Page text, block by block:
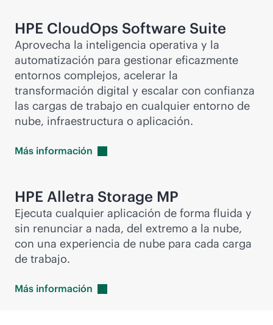
HPE CloudOps Software Suite
Aprovecha la inteligencia operativa y la
automatización para gestionar eficazmente
entornos complejos, acelerar la
transformación digital y escalar con confianza
las cargas de trabajo en cualquier entorno de
nube, infraestructura o aplicación.
Más información
HPE Alletra Storage MP
Ejecuta cualquier aplicación de forma fluida y
sin renunciar a nada, del extremo a la nube,
con una experiencia de nube para cada carga
de trabajo.
Más información